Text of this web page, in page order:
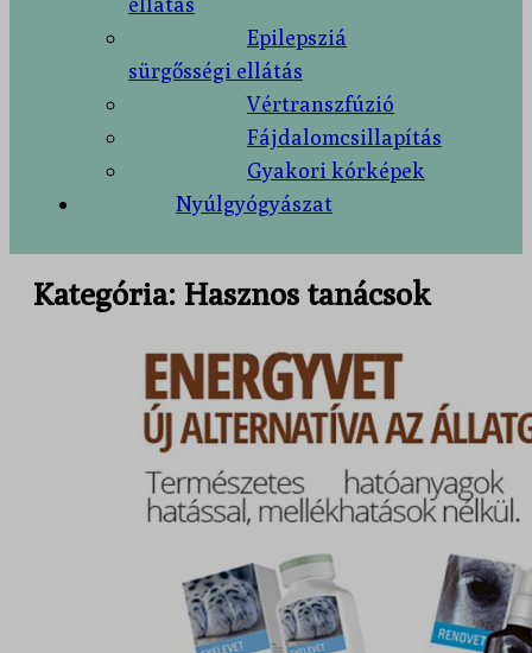
Epilepsziá
sürgősségi ellátás
Vértranszfúzió
Fájdalomcsillapítás
Gyakori kórképek
Nyúlgyógyászat
Kategória: Hasznos tanácsok